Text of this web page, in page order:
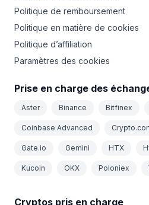
Politique de remboursement
Politique en matière de cookies
Politique d’affiliation
Paramètres des cookies
Prise en charge des
Aster Binance Bitfinex
Coinbase Advanced
Gate.io Gemini HTX
Kucoin OKX Poloniex
Cryptos pris en charge